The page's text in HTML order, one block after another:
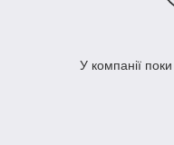
У компанії